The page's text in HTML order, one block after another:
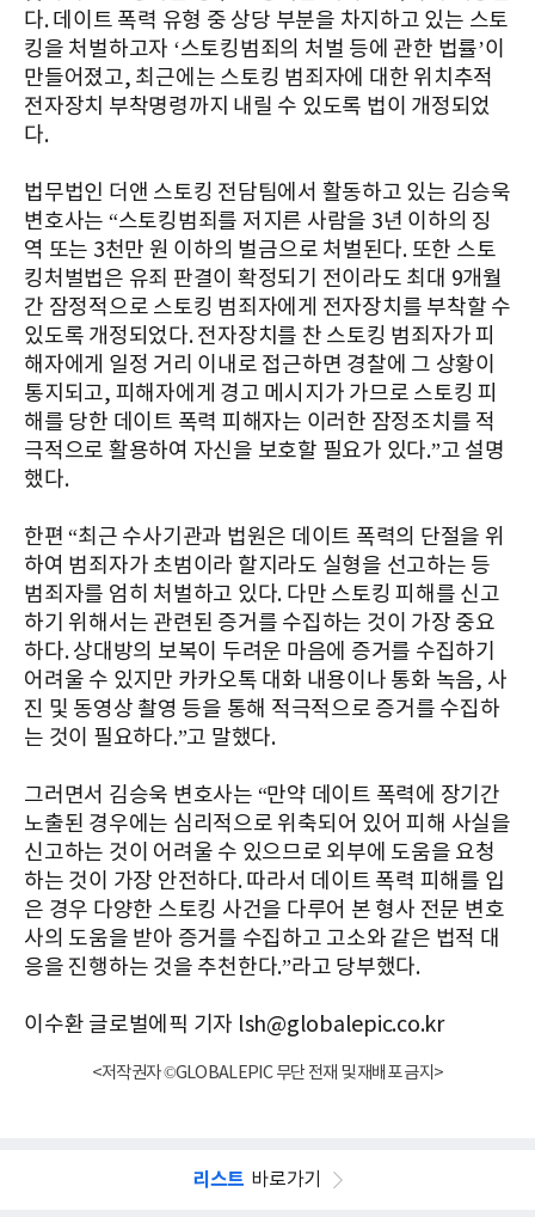
다. 데이트 폭력 유형 중 상당 부분을 차지하고 있는 스토
킹을 처벌하고자 ‘스토킹범죄의 처벌 등에 관한 법률’이
만들어졌고, 최근에는 스토킹 범죄자에 대한 위치추적
전자장치 부착명령까지 내릴 수 있도록 법이 개정되었
다.
법무법인 더앤 스토킹 전담팀에서 활동하고 있는 김승욱
변호사는 “스토킹범죄를 저지른 사람을 3년 이하의 징
역 또는 3천만 원 이하의 벌금으로 처벌된다. 또한 스토
킹처벌법은 유죄 판결이 확정되기 전이라도 최대 9개월
간 잠정적으로 스토킹 범죄자에게 전자장치를 부착할 수
있도록 개정되었다. 전자장치를 찬 스토킹 범죄자가 피
해자에게 일정 거리 이내로 접근하면 경찰에 그 상황이
통지되고, 피해자에게 경고 메시지가 가므로 스토킹 피
해를 당한 데이트 폭력 피해자는 이러한 잠정조치를 적
극적으로 활용하여 자신을 보호할 필요가 있다.”고 설명
했다.
한편 “최근 수사기관과 법원은 데이트 폭력의 단절을 위
하여 범죄자가 초범이라 할지라도 실형을 선고하는 등
범죄자를 엄히 처벌하고 있다. 다만 스토킹 피해를 신고
하기 위해서는 관련된 증거를 수집하는 것이 가장 중요
하다. 상대방의 보복이 두려운 마음에 증거를 수집하기
어려울 수 있지만 카카오톡 대화 내용이나 통화 녹음, 사
진 및 동영상 촬영 등을 통해 적극적으로 증거를 수집하
는 것이 필요하다.”고 말했다.
그러면서 김승욱 변호사는 “만약 데이트 폭력에 장기간
노출된 경우에는 심리적으로 위축되어 있어 피해 사실을
신고하는 것이 어려울 수 있으므로 외부에 도움을 요청
하는 것이 가장 안전하다. 따라서 데이트 폭력 피해를 입
은 경우 다양한 스토킹 사건을 다루어 본 형사 전문 변호
사의 도움을 받아 증거를 수집하고 고소와 같은 법적 대
응을 진행하는 것을 추천한다.”라고 당부했다.
이수환 글로벌에픽 기자 lsh@globalepic.co.kr
<저작권자 ©GLOBALEPIC 무단 전재 및 재배포 금지>
리스트 바로가기